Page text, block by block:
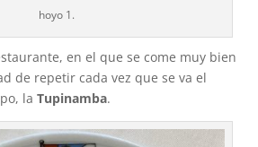
hoyo 1.
en el que se come muy bien
de repetir cada vez que se va el
la Tupinamba.